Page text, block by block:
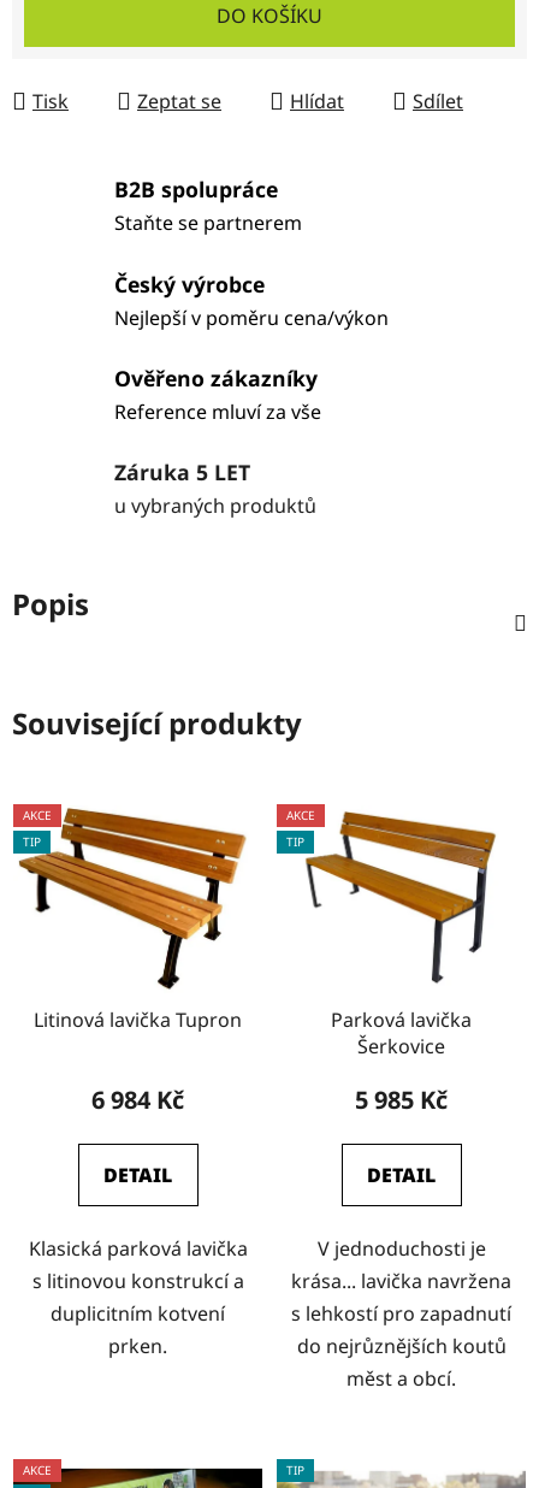
DO KOŠÍKU
Tisk Zeptat se Hlídat Sdílet
B2B spolupráce
Staňte se partnerem
Český výrobce
Nejlepší v poměru cena/výkon
Ověřeno zákazníky
Reference mluví za vše
Záruka 5 LET
u vybraných produktů
Popis
Související produkty
AKCE
TIP
Litinová lavička Tupron
6 984 Kč
DETAIL
Klasická parková lavička
s litinovou konstrukcí a
duplicitním kotvení
prken.
AKCE
TIP
Parková lavička
Šerkovice
5 985 Kč
DETAIL
V jednoduchosti je
krása... lavička navržena
s lehkostí pro zapadnutí
do nejrůznějších koutů
měst a obcí.
AKCE
TIP